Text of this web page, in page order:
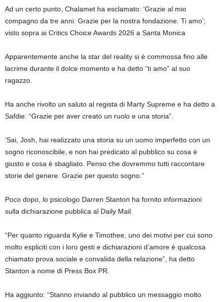
Ad un certo punto, Chalamet ha esclamato: ‘Grazie al mio
compagno da tre anni. Grazie per la nostra fondazione. Ti amo’;
visto sopra ai Critics Choice Awards 2026 a Santa Monica
Apparentemente anche la star del reality si è commossa fino alle
lacrime durante il dolce momento e ha detto “ti amo” al suo
ragazzo.
Ha anche rivolto un saluto al regista di Marty Supreme e ha detto a
Safdie: “Grazie per aver creato un ruolo e una storia”.
‘Sai, Josh, hai realizzato una storia su un uomo imperfetto con un
sogno riconoscibile, e non hai predicato al pubblico su cosa è
giusto e cosa è sbagliato. Penso che dovremmo tutti raccontare
storie del genere. Grazie per questo sogno.”
Poco dopo, lo psicologo Darren Stanton ha fornito informazioni
sulla dichiarazione pubblica al Daily Mail.
“Per quanto riguarda Kylie e Timothee, uno dei motivi per cui sono
molto espliciti con i loro gesti e dichiarazioni d’amore è qualcosa
chiamato prova sociale e convalida della relazione”, ha detto
Stanton a nome di Press Box PR.
Ha aggiunto: “Stanno inviando al pubblico un messaggio molto